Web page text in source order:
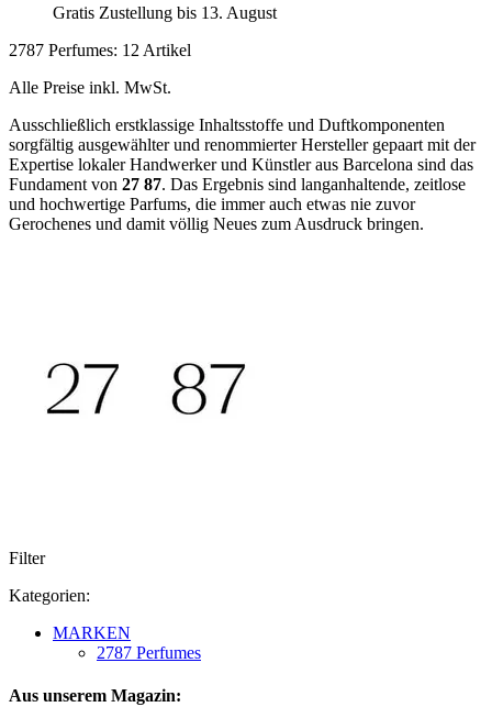
Gratis Zustellung bis 13. August
2787 Perfumes: 12 Artikel
Alle Preise inkl. MwSt.
Ausschließlich erstklassige Inhaltsstoffe und Duftkomponenten
sorgfältig ausgewählter und renommierter Hersteller gepaart mit der
Expertise lokaler Handwerker und Künstler aus Barcelona sind das
Fundament von 27 87. Das Ergebnis sind langanhaltende, zeitlose
und hochwertige Parfums, die immer auch etwas nie zuvor
Gerochenes und damit völlig Neues zum Ausdruck bringen.
Filter
Kategorien:
MARKEN
2787 Perfumes
Aus unserem Magazin: